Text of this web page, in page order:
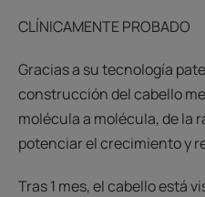
CLÍNICAMENTE PROBADO
Gracias a su tecnología
construcción del cabello
molécula a molécula, de la
potenciar el crecimiento y
Tras 1 mes, el cabello está